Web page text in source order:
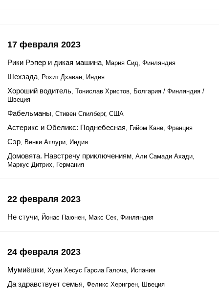
17 февраля 2023
Рики Рэпер и дикая машина, Мария Сид, Финляндия
Шехзада, Рохит Дхаван, Индия
Хороший водитель, Тонислав Христов, Болгария / Финляндия /
Швеция
Фабельманы, Стивен Спилберг, США
Астерикс и Обеликс: Поднебесная, Гийом Кане, Франция
Сэр, Венки Атлури, Индия
Домовята. Навстречу приключениям, Али Самади Ахади,
Маркус Дитрих, Германия
22 февраля 2023
Не стучи, Йонас Паюнен, Макс Сек, Финляндия
24 февраля 2023
Мумиёшки, Хуан Хесус Гарсиа Галоча, Испания
Да здравствует семья, Феликс Хернгрен, Швеция